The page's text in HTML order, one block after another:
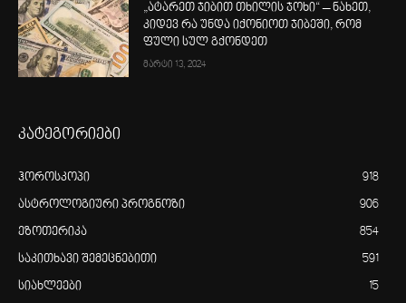
„ატარეთ ჯიბით თხილის ჯოხი“ – ნახეთ,
კიდევ რა უნდა იქონიოთ ჯიბეში, რომ
ფული სულ გქონდეთ
მარტი 13, 2024
კატეგორიები
ჰოროსკოპი 918
ასტროლოგიური პროგნოზი 906
ეზოთერიკა 854
საკითხავი შემეცნებითი 591
სიახლეები 15